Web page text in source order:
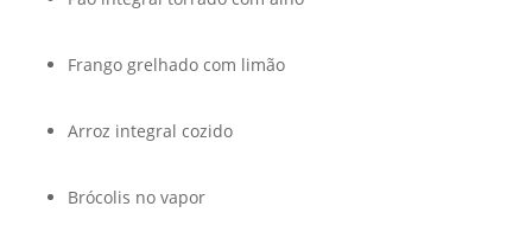
Frango grelhado com limão
Arroz integral cozido
Brócolis no vapor